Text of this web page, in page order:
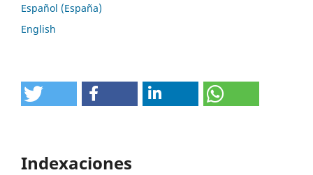
Español (España)
English
Indexaciones